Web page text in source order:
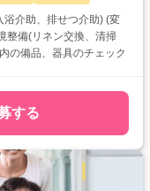
介助、排せつ介助) (変
整備(リネン交換、清掃
の備品、器具のチェック
する